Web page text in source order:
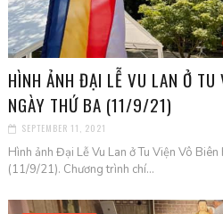
HÌNH ẢNH ĐẠI LỄ VU LAN Ở TU
NGÀY THỨ BA (11/9/21)
SEPTEMBER 11, 2021
Hình ảnh Đại Lễ Vu Lan ở Tu Viện Vô
(11/9/21). Chương trình chí...